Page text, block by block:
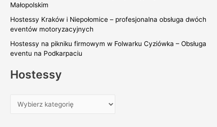
Małopolskim
Hostessy Kraków i Niepołomice – profesjonalna obsługa dwóch
eventów motoryzacyjnych
Hostessy na pikniku firmowym w Folwarku Cyziówka – Obsługa
eventu na Podkarpaciu
Hostessy